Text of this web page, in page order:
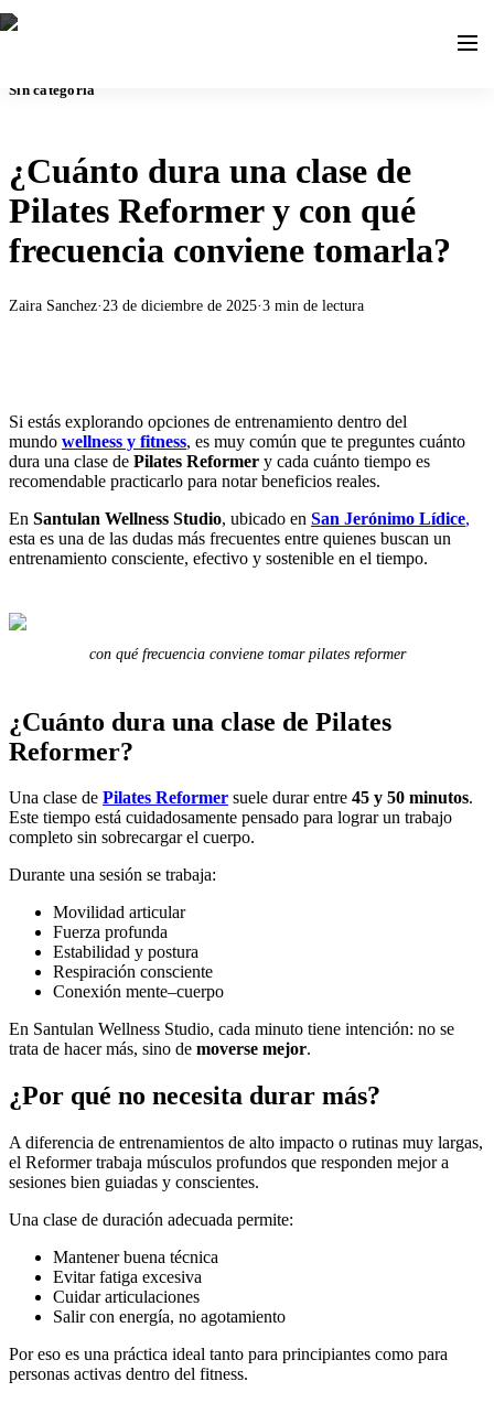
Sin categoría
¿Cuánto dura una clase de
Pilates Reformer y con qué
frecuencia conviene tomarla?
Zaira Sanchez·23 de diciembre de 2025·3 min de lectura
Si estás explorando opciones de entrenamiento dentro del
mundo wellness y fitness, es muy común que te preguntes cuánto
dura una clase de Pilates Reformer y cada cuánto tiempo es
recomendable practicarlo para notar beneficios reales.
En Santulan Wellness Studio, ubicado en San Jerónimo Lídice,
esta es una de las dudas más frecuentes entre quienes buscan un
entrenamiento consciente, efectivo y sostenible en el tiempo.
con qué frecuencia conviene tomar pilates reformer
¿Cuánto dura una clase de Pilates
Reformer?
Una clase de Pilates Reformer suele durar entre 45 y 50 minutos.
Este tiempo está cuidadosamente pensado para lograr un trabajo
completo sin sobrecargar el cuerpo.
Durante una sesión se trabaja:
Movilidad articular
Fuerza profunda
Estabilidad y postura
Respiración consciente
Conexión mente–cuerpo
En Santulan Wellness Studio, cada minuto tiene intención: no se
trata de hacer más, sino de moverse mejor.
¿Por qué no necesita durar más?
A diferencia de entrenamientos de alto impacto o rutinas muy largas,
el Reformer trabaja músculos profundos que responden mejor a
sesiones bien guiadas y conscientes.
Una clase de duración adecuada permite:
Mantener buena técnica
Evitar fatiga excesiva
Cuidar articulaciones
Salir con energía, no agotamiento
Por eso es una práctica ideal tanto para principiantes como para
personas activas dentro del fitness.